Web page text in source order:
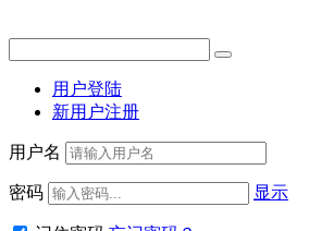
用户登陆
新用户注册
用户名
密码 显示